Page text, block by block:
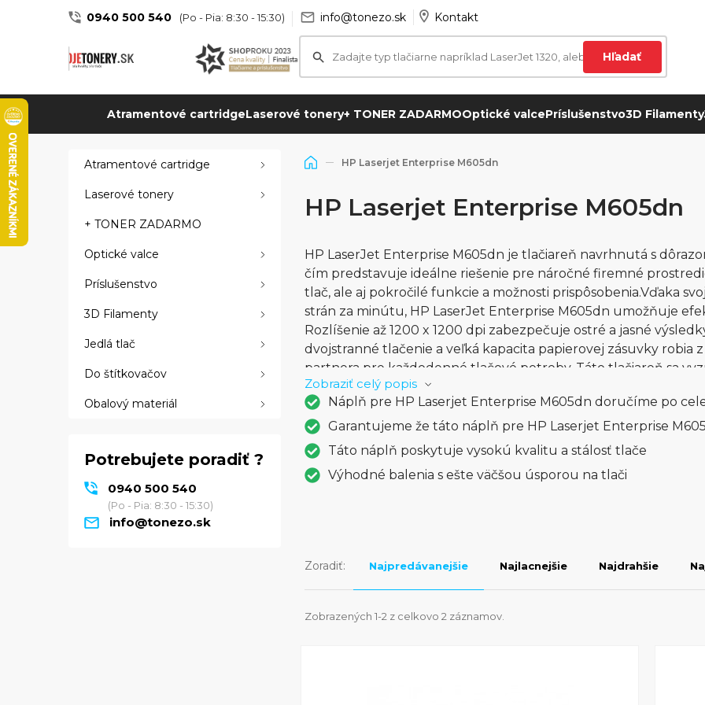
0940 500 540 (Po - Pia: 8:30 - 15:30) info@tonezo.sk Kontakt
Hľadať
Atramentové cartridgeLaserové tonery+ TONER ZADARMOOptické valcePríslušenstvo3D Filamenty
Atramentové cartridge
Laserové tonery
+ TONER ZADARMO
Optické valce
Príslušenstvo
3D Filamenty
Jedlá tlač
Do štítkovačov
Obalový materiál
Potrebujete poradiť ?
0940 500 540
(Po - Pia: 8:30 - 15:30)
info@tonezo.sk
HP Laserjet Enterprise M605dn
HP Laserjet Enterprise M605dn
HP LaserJet Enterprise M605dn je tlačiareň navrhnutá s
čím predstavuje ideálne riešenie pre náročné firemné
tlač, ale aj pokročilé funkcie a možnosti prispôsobenia.Vďaka
strán za minútu, HP LaserJet Enterprise M605dn umožňuje
Rozlíšenie až 1200 x 1200 dpi zabezpečuje ostré a jasné
dvojstranné tlačenie a veľká kapacita papierovej zásuvky robia
partnera pre každodenné tlačové potreby. Táto tlačiareň sa
schopnosťou šetriť čas a zdroje.Intuitívne ovládanie
umožňuje rýchly prístup k rôznym nastaveniam a tlačovým
navyše navrhnutý s dôrazom na bezpečnosť, s možnosťami
prístupu.Investujte do spoľahlivosti a vysokého výkonu s HP
spoľahlivý nástroj pre každodennú tlač vo vašom firemnom
tlačiareň pre rýchlu, spoľahlivú a kvalitnú firemnú produkciu.
Zobraziť celý popis
Náplň pre HP Laserjet Enterprise M605dn doručíme po
Garantujeme že táto náplň pre HP Laserjet Enterprise
Táto náplň poskytuje vysokú kvalitu a stálosť tlače
Výhodné balenia s ešte väčšou úsporou na tlači
Zoradiť: Najpredávanejšie Najlacnejšie Najdrahšie
Zobrazených 1-2 z celkovo 2 záznamov.